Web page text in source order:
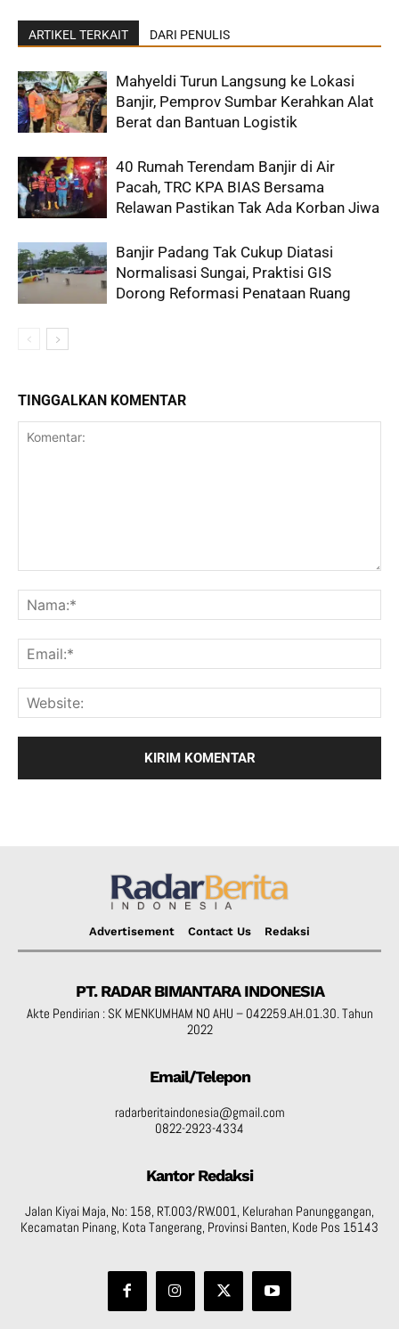
ARTIKEL TERKAIT DARI PENULIS
Mahyeldi Turun Langsung ke Lokasi
Banjir, Pemprov Sumbar Kerahkan Alat
Berat dan Bantuan Logistik
40 Rumah Terendam Banjir di Air
Pacah, TRC KPA BIAS Bersama
Relawan Pastikan Tak Ada Korban Jiwa
Banjir Padang Tak Cukup Diatasi
Normalisasi Sungai, Praktisi GIS
Dorong Reformasi Penataan Ruang
TINGGALKAN KOMENTAR
Advertisement Contact Us Redaksi
PT. RADAR BIMANTARA INDONESIA
Akte Pendirian : SK MENKUMHAM NO AHU – 042259.AH.01.30. Tahun
2022
Email/Telepon
radarberitaindonesia@gmail.com
0822-2923-4334
Kantor Redaksi
Jalan Kiyai Maja, No: 158, RT.003/RW.001, Kelurahan Panunggangan,
Kecamatan Pinang, Kota Tangerang, Provinsi Banten, Kode Pos 15143